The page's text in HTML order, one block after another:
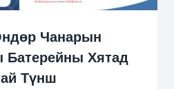
Чанарын
Батерейны Хятад
Түнш